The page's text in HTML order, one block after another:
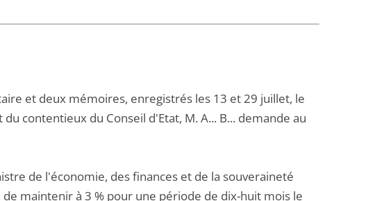
et deux mémoires, enregistrés les 13 et 29 juillet, le
contentieux du Conseil d'Etat, M. A... B... demande au
de l'économie, des finances et de la souveraineté
maintenir à 3 % pour une période de dix-huit mois le